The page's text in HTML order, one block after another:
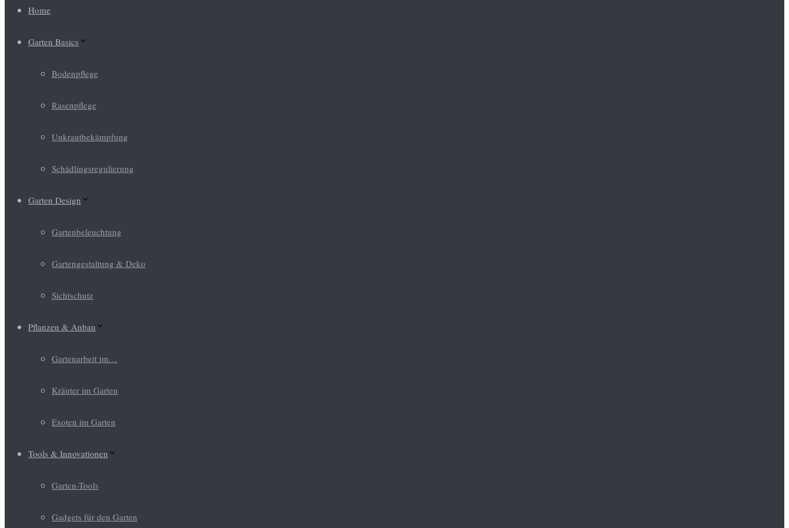
Home
Garten Basics
Bodenpflege
Rasenpflege
Unkrautbekämpfung
Schädlingsregulierung
Garten Design
Gartenbeleuchtung
Gartengestaltung & Deko
Sichtschutz
Pflanzen & Anbau
Gartenarbeit im…
Kräuter im Garten
Exoten im Garten
Tools & Innovationen
Garten-Tools
Gadgets für den Garten